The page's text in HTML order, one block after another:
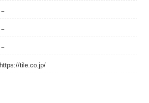
－
－
－
https://tile.co.jp/